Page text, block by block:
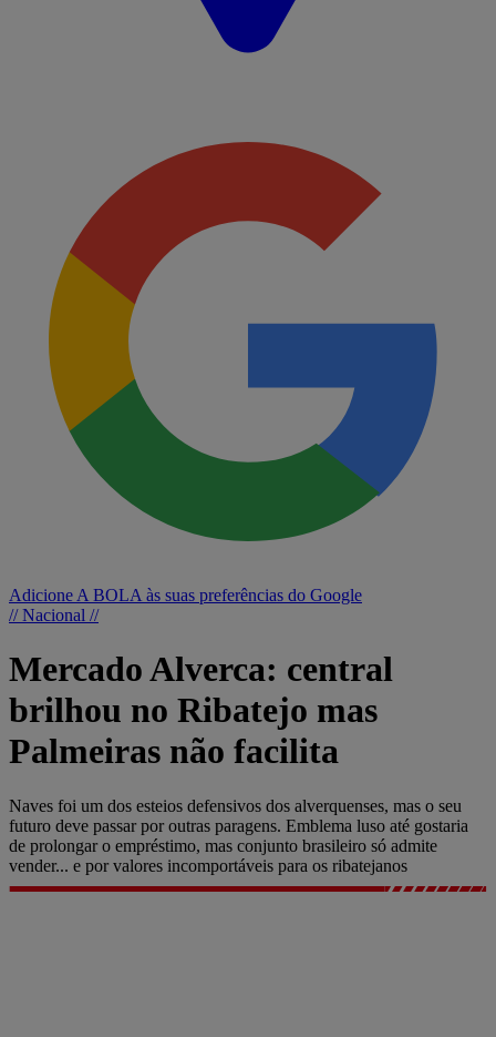
Adicione A BOLA às suas preferências do Google
// Nacional //
Mercado Alverca: central
brilhou no Ribatejo mas
Palmeiras não facilita
Naves foi um dos esteios defensivos dos alverquenses, mas o seu
futuro deve passar por outras paragens. Emblema luso até gostaria
de prolongar o empréstimo, mas conjunto brasileiro só admite
vender... e por valores incomportáveis para os ribatejanos